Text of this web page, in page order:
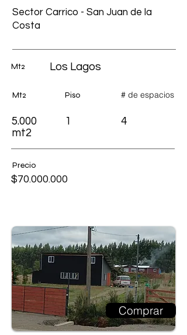
Sector Carrico - San Juan de la
Costa
Mt2
Mt2
5.000
mt2
Los Lagos
Piso
1
# de espacios
4
Precio
$70.000.000
Comprar